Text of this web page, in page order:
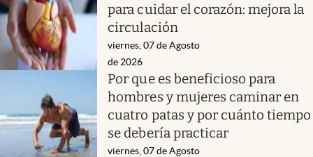
para cuidar el corazón: mejora la
circulación
viernes, 07 de Agosto
de 2026
Por que es beneficioso para
hombres y mujeres caminar en
cuatro patas y por cuánto tiempo
se debería practicar
viernes, 07 de Agosto